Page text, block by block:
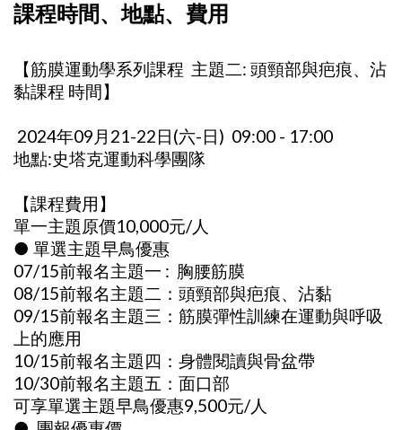
課程時間、地點、費用
【筋膜運動學系列課程 主題二: 頭頸部與疤痕、沾
黏課程 時間】
2024年09月21-22日(六-日) 09:00 - 17:00
地點:史塔克運動科學團隊
【課程費用】
單一主題原價10,000元/人
● 單選主題早鳥優惠
07/15前報名主題一 : 胸腰筋膜
08/15前報名主題二：頭頸部與疤痕、沾黏
09/15前報名主題三：筋膜彈性訓練在運動與呼吸
上的應用
10/15前報名主題四：身體閱讀與骨盆帶
10/30前報名主題五：面口部
可享單選主題早鳥優惠9,500元/人